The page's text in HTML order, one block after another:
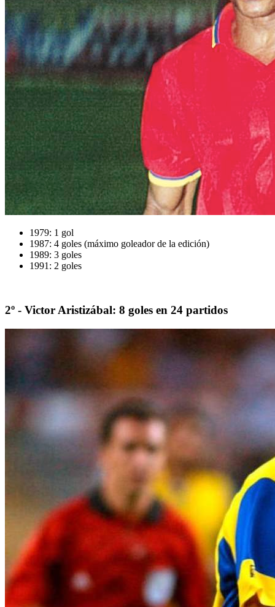
1979: 1 gol
1987: 4 goles (máximo goleador de la edición)
1989: 3 goles
1991: 2 goles
2º - Victor Aristizábal: 8 goles en 24 partidos